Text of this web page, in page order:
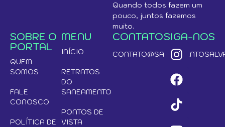
Quando todos fazem um
pouco, juntos fazemos
muito.
SOBRE O
PORTAL
QUEM
SOMOS
FALE
CONOSCO
POLÍTICA DE
MENU
INÍCIO
RETRATOS
DO
SANEAMENTO
PONTOS DE
VISTA
CONTATOSIGA-NOS